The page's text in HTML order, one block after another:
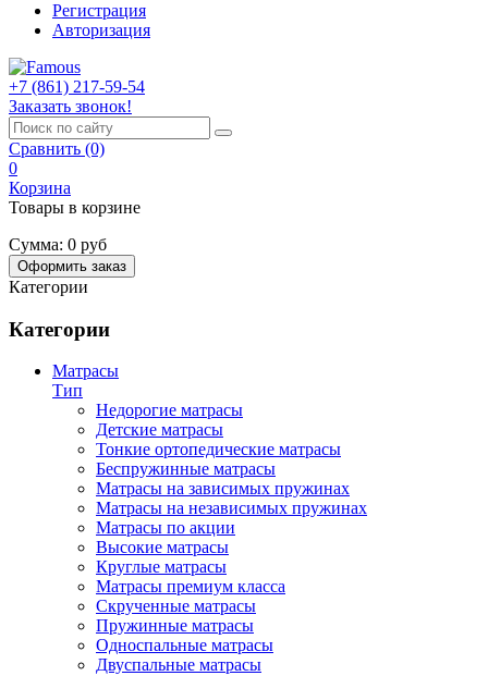
Регистрация
Авторизация
+7 (861) 217-59-54
Заказать звонок!
Сравнить (0)
0
Корзина
Товары в корзине
Сумма: 0 руб
Оформить заказ
Категории
Категории
Матрасы
Тип
Недорогие матрасы
Детские матрасы
Тонкие ортопедические матрасы
Беспружинные матрасы
Матрасы на зависимых пружинах
Матрасы на независимых пружинах
Матрасы по акции
Высокие матрасы
Круглые матрасы
Матрасы премиум класса
Скрученные матрасы
Пружинные матрасы
Односпальные матрасы
Двуспальные матрасы